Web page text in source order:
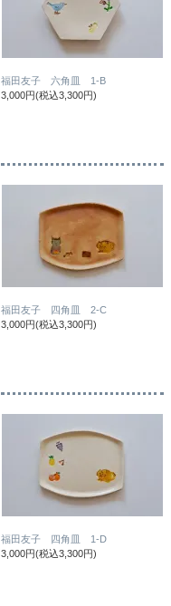
福田友子 六角皿 1-B
3,000円(税込3,300円)
福田友子 四角皿 2-C
3,000円(税込3,300円)
福田友子 四角皿 1-D
3,000円(税込3,300円)